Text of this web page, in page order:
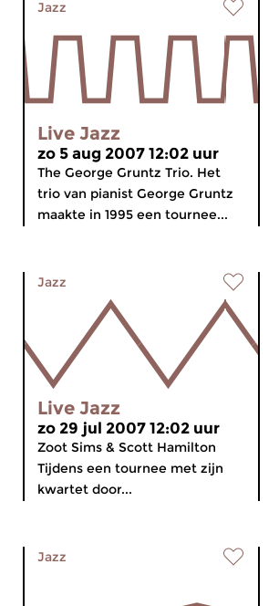
Jazz
Live Jazz
zo 5 aug 2007 12:02 uur
The George Gruntz Trio. Het
trio van pianist George Gruntz
maakte in 1995 een tournee...
Jazz
Live Jazz
zo 29 jul 2007 12:02 uur
Zoot Sims & Scott Hamilton
Tijdens een tournee met zijn
kwartet door...
Jazz